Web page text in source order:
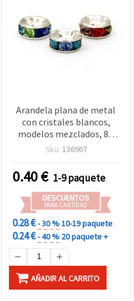
Arandela plana de metal
con cristales blancos,
modelos mezclados, 8 x
3,5 mm, agujero: 1,5 mm,
plateado - 10 uds para
bisutería y manualidades
Sku: 136967
0.40€ 1-9 paquete
DESCUENTOS
PARA CANTIDAD
0.28 €- 30 %10-19 paquete
0.24 €- 40 % 20 paquete +
AÑADIR AL CARRITO